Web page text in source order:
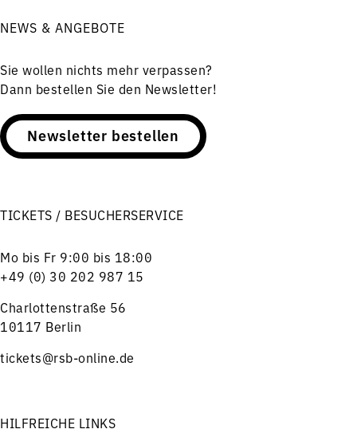
NEWS & ANGEBOTE
Sie wollen nichts mehr verpassen?
Dann bestellen Sie den Newsletter!
Newsletter bestellen
TICKETS / BESUCHERSERVICE
Mo bis Fr 9:00 bis 18:00
+49 (0) 30 202 987 15
Charlottenstraße 56
10117 Berlin
tickets@rsb-online.de
HILFREICHE LINKS